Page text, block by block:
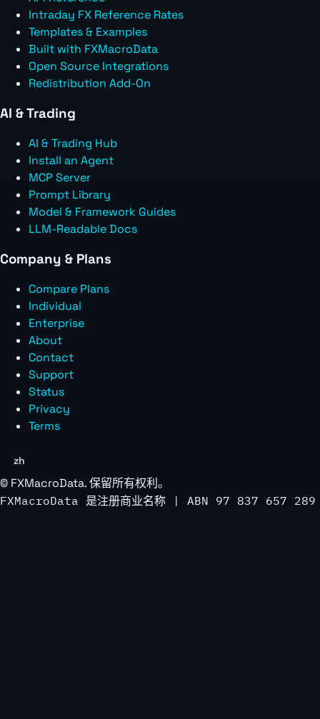
Intraday FX Reference Rates
Templates & Examples
Built with FXMacroData
Open Source Integrations
Redistribution Add-On
AI & Trading
AI & Trading Hub
Install an Agent
MCP Server
Prompt Library
Model & Framework Guides
LLM-Readable Docs
Company & Plans
Compare Plans
Individual
Enterprise
About
Contact
Support
Status
Privacy
Terms
zh
© FXMacroData. 保留所有权利。
FXMacroData 是注册商业名称 | ABN 97 837 657 289